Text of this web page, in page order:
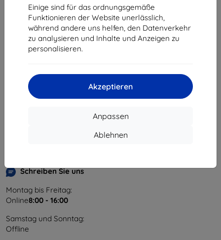
Einige sind für das ordnungsgemäße
Funktionieren der Website unerlässlich,
während andere uns helfen, den Datenverkehr
zu analysieren und Inhalte und Anzeigen zu
personalisieren.
Akzeptieren
Anpassen
Ablehnen
Shield-Sk s.r.o.
Unternehmens-ID:
46701494
USt-IdNr.:SK2023549671
Schreiben Sie uns
Montag bis Freitag:
Online8:00 - 16:00
Samstag und Sonntag:
Offline